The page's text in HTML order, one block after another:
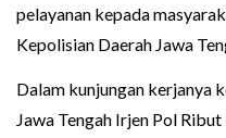
pelayanan kepada
Kepolisian Daerah Jawa
Dalam kunjungan kerjanya
Jawa Tengah Irjen Pol